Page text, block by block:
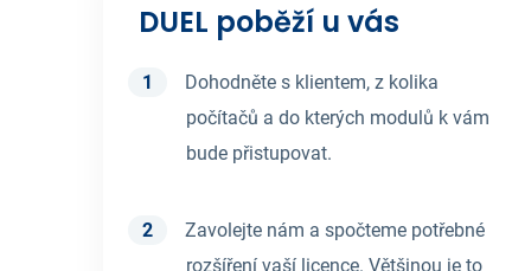
DUEL poběží u vás
Dohodněte s klientem, z kolika
počítačů a do kterých modulů k vám
bude přistupovat.
Zavolejte nám a spočteme potřebné
rozšíření vaší licence. Většinou je to